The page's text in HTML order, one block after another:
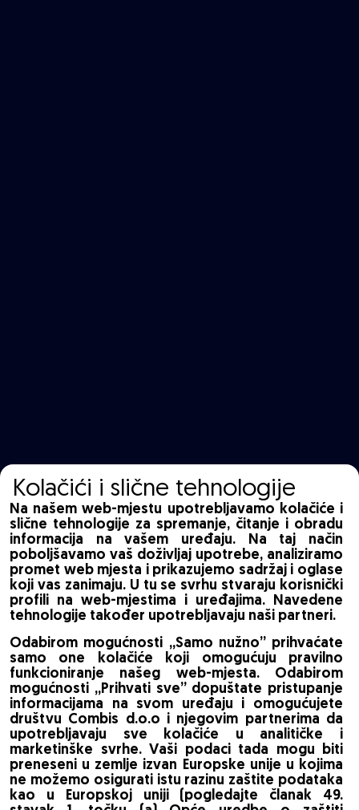
Kolačići i slične tehnologije
Na našem web-mjestu upotrebljavamo kolačiće i
slične tehnologije za spremanje, čitanje i obradu
informacija na vašem uređaju. Na taj način
poboljšavamo vaš doživljaj upotrebe, analiziramo
promet web mjesta i prikazujemo sadržaj i oglase
koji vas zanimaju. U tu se svrhu stvaraju korisnički
profili na web-mjestima i uređajima. Navedene
tehnologije također upotrebljavaju naši partneri.
Odabirom mogućnosti „Samo nužno” prihvaćate
samo one kolačiće koji omogućuju pravilno
funkcioniranje našeg web-mjesta. Odabirom
mogućnosti „Prihvati sve” dopuštate pristupanje
informacijama na svom uređaju i omogućujete
društvu Combis d.o.o i njegovim partnerima da
upotrebljavaju sve kolačiće u analitičke i
marketinške svrhe. Vaši podaci tada mogu biti
preneseni u zemlje izvan Europske unije u kojima
ne možemo osigurati istu razinu zaštite podataka
kao u Europskoj uniji (pogledajte članak 49.